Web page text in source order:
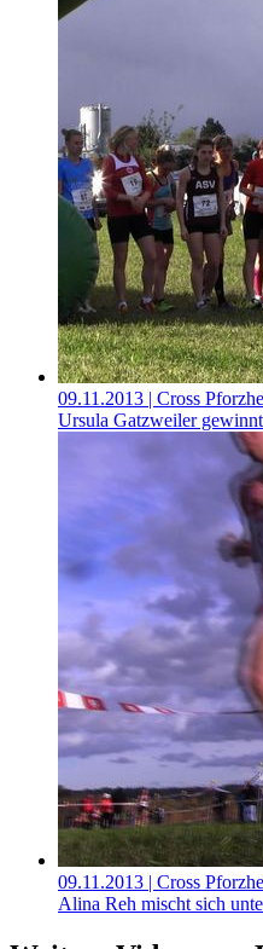
09.11.2013 | Cross
Ursula Gatzweiler
09.11.2013 | Cross
Alina Reh mischt sich